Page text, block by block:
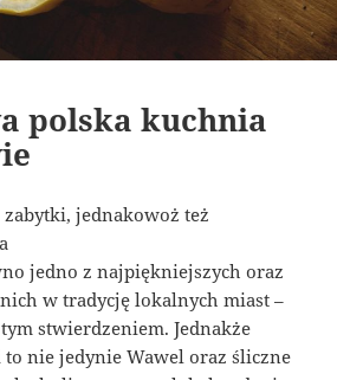
polska kuchnia
jednakowoż też
jedno z najpiękniejszych oraz
w tradycję lokalnych miast –
stwierdzeniem. Jednakże
to nie jedynie Wawel oraz śliczne